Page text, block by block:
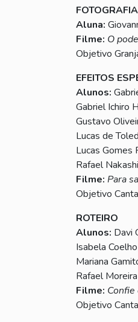
FOTOGRAFIA
Aluna:
Filme: O
Objetivo
EFEITOS
Alunos:
Gabriel Ichiro
Gustavo
Lucas de
Lucas Gomes
Rafael
Filme: Para
Objetivo
ROTEIRO
Alunos: Davi
Isabela
Mariana
Rafael
Filme:
Objetivo